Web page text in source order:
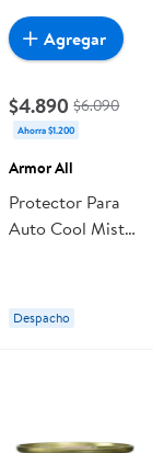
$4.890 $6.090
Ahorra $1.200
Armor All
Protector Para
Auto Cool Mist
Despacho
Agregar